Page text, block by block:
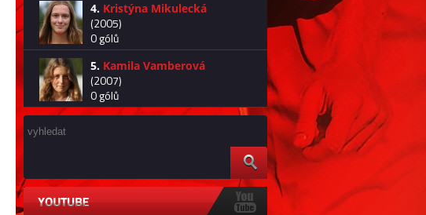
4. Kristýna Mikulecká
(2005)
0 gólů
5. Kamila Vamberová
(2007)
0 gólů